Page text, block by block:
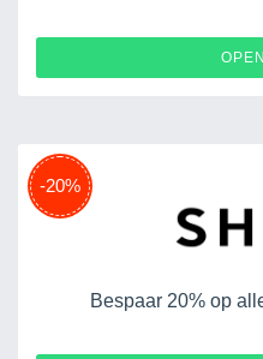
-20%
Bespaar 20% op